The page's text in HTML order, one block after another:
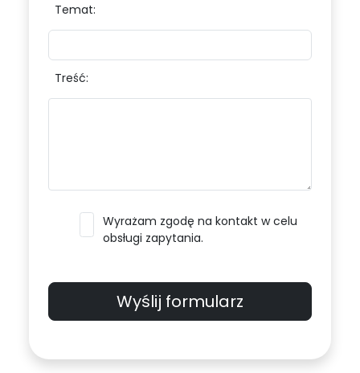
Temat:
Treść:
Wyrażam zgodę na kontakt w celu
obsługi zapytania.
Wyślij formularz